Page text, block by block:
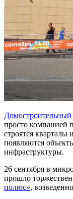
просто компанией
строятся
появляются
инфраструктуры.
26 сентября в
прошло
полюс»,